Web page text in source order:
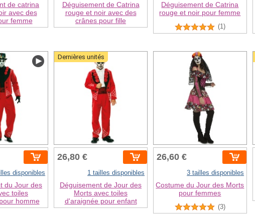
de catrina
avec des
femme
Déguisement de Catrina
rouge et noir avec des
crânes pour fille
Déguisement de Catrina
rouge et noir pour femme
(1)
disponibles
du Jour des
toiles
homme
Dernières unités
26,80 €
1 tailles disponibles
Déguisement de Jour des
Morts avec toiles
d'araignée pour enfant
26,60 €
3 tailles disponibles
Costume du Jour des Morts
pour femmes
(3)